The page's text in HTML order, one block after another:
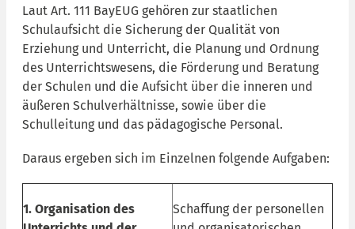
Laut Art. 111 BayEUG gehören zur staatlichen
Schulaufsicht die Sicherung der Qualität von
Erziehung und Unterricht, die Planung und Ordnung
des Unterrichtswesens, die Förderung und Beratung
der Schulen und die Aufsicht über die inneren und
äußeren Schulverhältnisse, sowie über die
Schulleitung und das pädagogische Personal.
Daraus ergeben sich im Einzelnen folgende Aufgaben:
1. Organisation des
Schaffung der personellen